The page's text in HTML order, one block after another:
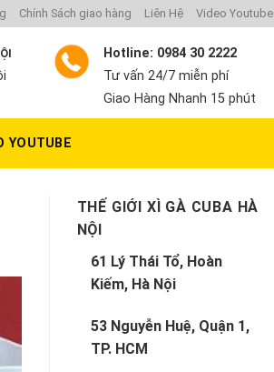
Chính Sách giao hàng Liên Hệ Video Youtube
Hotline: 0984 30 2222
Tư vấn 24/7 miễn phí
Giao Hàng Nhanh 15 phút
YOUTUBE
THẾ GIỚI XÌ GÀ CUBA HÀ
NỘI
61 Lý Thái Tổ, Hoàn
Kiếm, Hà Nội
53 Nguyễn Huệ, Quận 1,
TP. HCM